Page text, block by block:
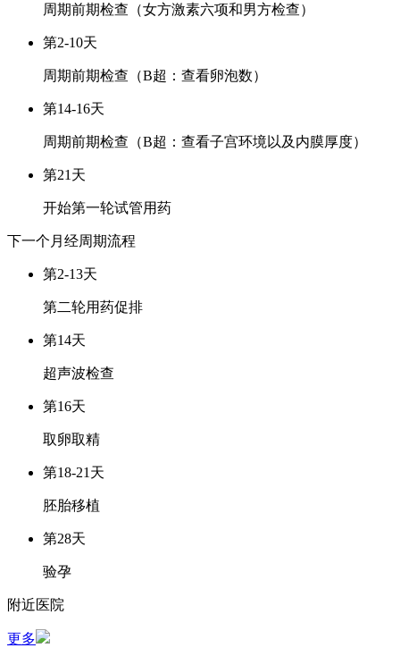
周期前期检查（女方激素六项和男方检查）
第2-10天
周期前期检查（B超：查看卵泡数）
第14-16天
周期前期检查（B超：查看子宫环境以及内膜厚度）
第21天
开始第一轮试管用药
下一个月经周期流程
第2-13天
第二轮用药促排
第14天
超声波检查
第16天
取卵取精
第18-21天
胚胎移植
第28天
验孕
附近医院
更多